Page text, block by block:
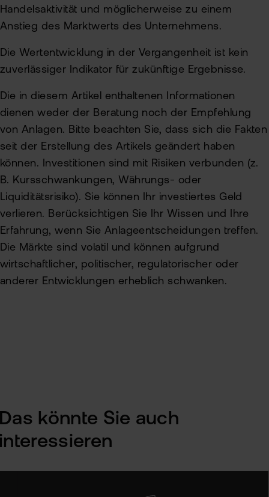
Handelsaktivität und möglicherweise zu einem
Anstieg des Marktwerts des Unternehmens.
Die Wertentwicklung in der Vergangenheit ist kein
zuverlässiger Indikator für zukünftige Ergebnisse.
Die in diesem Artikel enthaltenen Informationen
dienen weder der Beratung noch der Empfehlung
von Anlagen. Bitte beachten Sie, dass sich die Fakten
seit der Erstellung des Artikels geändert haben
können. Investitionen sind mit Risiken verbunden (z.
B. Kursschwankungen, Währungs- oder
Liquiditätsrisiko). Sie können Ihr investiertes Geld
verlieren. Berücksichtigen Sie Ihr Wissen und Ihre
Erfahrung, wenn Sie Anlageentscheidungen treffen.
Die Märkte sind volatil und können aufgrund
wirtschaftlicher, politischer, regulatorischer oder
anderer Entwicklungen erheblich schwanken.
könnte Sie auch